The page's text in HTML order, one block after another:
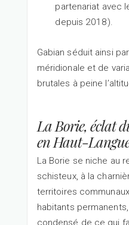
partenariat avec
depuis 2018).
Gabian séduit ainsi
méridionale et de
brutales à peine
La Borie, éclat
en Haut-
La Borie se niche au
schisteux, à la
territoires
habitants
condensé de ce qui